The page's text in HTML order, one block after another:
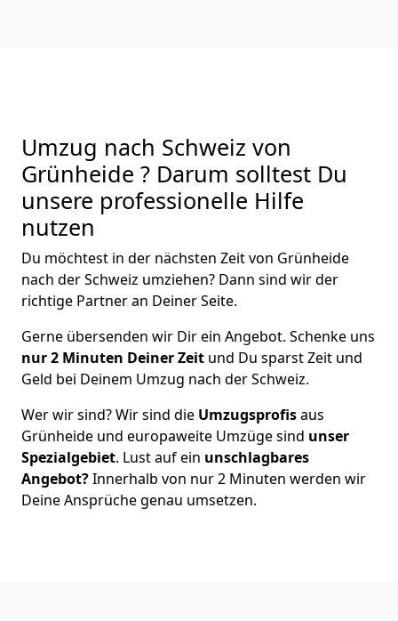
Umzug nach Schweiz von
Grünheide ? Darum solltest Du
unsere professionelle Hilfe
nutzen
Du möchtest in der nächsten Zeit von Grünheide
nach der Schweiz umziehen? Dann sind wir der
richtige Partner an Deiner Seite.
Gerne übersenden wir Dir ein Angebot. Schenke uns
nur2 Minuten Deiner Zeit und Du sparst Zeit und
Geld bei Deinem Umzug nach der Schweiz.
Wer wir sind? Wir sind die Umzugsprofisaus
Grünheide und europaweite Umzüge sind unser
Spezialgebiet. Lust auf ein unschlagbares
Angebot?Innerhalb von nur2 Minuten werden wir
Deine Ansprüche genau umsetzen.